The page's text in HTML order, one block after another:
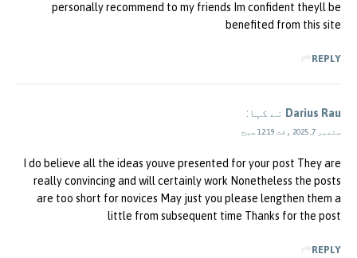
personally recommend to my friends Im confident theyll be
benefited from this site
REPLY
Darius Rau نے کہا:
ستمبر 7, 2025 وقت 12:19 صبح
I do believe all the ideas youve presented for your post They are
really convincing and will certainly work Nonetheless the posts
are too short for novices May just you please lengthen them a
little from subsequent time Thanks for the post
REPLY